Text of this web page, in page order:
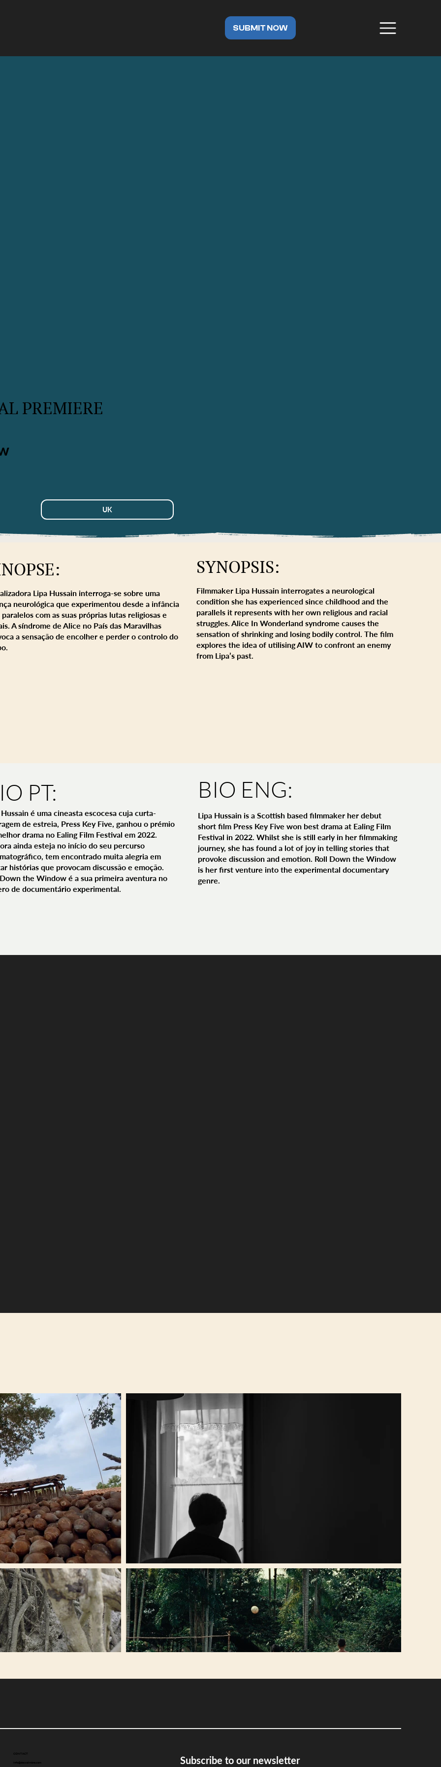
SUBMIT NOW
PREMIERE
UK
Lipa Hussain interroga-se sobre uma
neurológica que experimentou desde a infância
paralelos com as suas próprias lutas religiosas e
A síndrome de Alice no País das Maravilhas
a sensação de encolher e perder o controlo do
SYNOPSIS:
Filmmaker Lipa Hussain interrogates a neurological
condition she has experienced since childhood and the
parallels it represents with her own religious and racial
struggles. Alice In Wonderland syndrome causes the
sensation of shrinking and losing bodily control. The film
explores the idea of utilising AIW to confront an enemy
from Lipa’s past.
PT:
Hussain é uma cineasta escocesa cuja curta-
de estreia, Press Key Five, ganhou o prémio
drama no Ealing Film Festival em 2022.
ainda esteja no início do seu percurso
tem encontrado muita alegria em
histórias que provocam discussão e emoção.
the Window é a sua primeira aventura no
de documentário experimental.
BIO ENG:
Lipa Hussain is a Scottish based filmmaker her debut
short film Press Key Five won best drama at Ealing Film
Festival in 2022. Whilst she is still early in her filmmaking
journey, she has found a lot of joy in telling stories that
provoke discussion and emotion. Roll Down the Window
is her first venture into the experimental documentary
genre.
CONTACT
info@doccoimbra.com Subscribe to our newsletter